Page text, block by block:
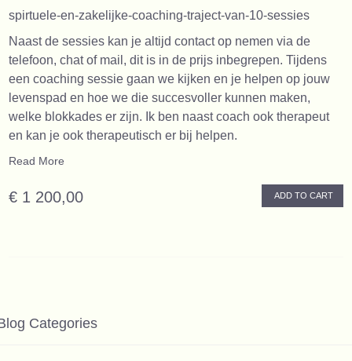
spirtuele-en-zakelijke-coaching-traject-van-10-sessies
Naast de sessies kan je altijd contact op nemen via de
telefoon, chat of mail, dit is in de prijs inbegrepen. Tijdens
een coaching sessie gaan we kijken en je helpen op jouw
levenspad en hoe we die succesvoller kunnen maken,
welke blokkades er zijn. Ik ben naast coach ook therapeut
en kan je ook therapeutisch er bij helpen.
Read More
€ 1 200,00 ADD TO CART
Categories